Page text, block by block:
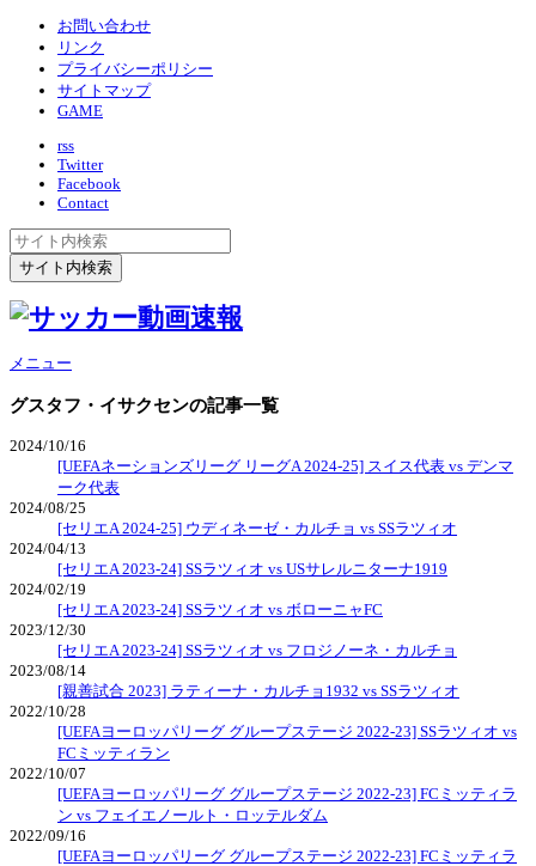
お問い合わせ
リンク
プライバシーポリシー
サイトマップ
GAME
rss
Twitter
Facebook
Contact
メニュー
グスタフ・イサクセンの記事一覧
2024/10/16
[UEFAネーションズリーグ リーグA 2024-25] スイス代表 vs デンマ
ーク代表
2024/08/25
[セリエA 2024-25] ウディネーゼ・カルチョ vs SSラツィオ
2024/04/13
[セリエA 2023-24] SSラツィオ vs USサレルニターナ1919
2024/02/19
[セリエA 2023-24] SSラツィオ vs ボローニャFC
2023/12/30
[セリエA 2023-24] SSラツィオ vs フロジノーネ・カルチョ
2023/08/14
[親善試合 2023] ラティーナ・カルチョ1932 vs SSラツィオ
2022/10/28
[UEFAヨーロッパリーグ グループステージ 2022-23] SSラツィオ vs
FCミッティラン
2022/10/07
[UEFAヨーロッパリーグ グループステージ 2022-23] FCミッティラ
ン vs フェイエノールト・ロッテルダム
2022/09/16
[UEFAヨーロッパリーグ グループステージ 2022-23] FCミッティラ